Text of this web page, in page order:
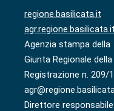
regione.basilicata.it
agr.regione.basilicata.it
Agenzia stampa della
Giunta Regionale
Registrazione n. 209/
Direttore responsabile: